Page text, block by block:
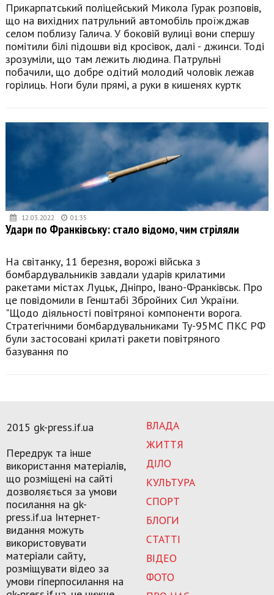
Прикарпатський поліцейський Микола Гурак розповів,
що на вихідних патрульний автомобіль проїжджав
селом поблизу Галича. У боковій вулиці вони спершу
помітили білі підошви від кросівок, далі - джинси. Тоді
зрозуміли, що там лежить людина. Патрульні
побачили, що добре одітий молодий чоловік лежав
горілиць. Ноги були прямі, а руки в кишенях куртк
12.03.2022 01:35
Удари по Франківську: стало відомо, чим стріляли
На світанку, 11 березня, ворожі війська з
бомбардувальників завдали ударів крилатими
ракетами містах Луцьк, Дніпро, Івано-Франківськ. Про
це повідомили в Генштабі Збройних Сил України.
"Щодо діяльності повітряної компоненти ворога.
Стратегічними бомбардувальниками Ту-95МС ПКС РФ
були застосовані крилаті ракети повітряного
базування по
ВЛАДА
ЖИТТЯ
ДІЛО
КУЛЬТУРА
СПОРТ
БЛОГИ
СТАТТІ
ВІДЕО
ФОТО
2015 gk-press.if.ua
Передрук та інше
використання матеріалів,
що розміщені на сайті
дозволяється за умови
посилання на gk-
press.if.ua Інтернет-
видання можуть
використовувати
матеріали сайту,
розміщувати відео за
умови гіперпосилання на